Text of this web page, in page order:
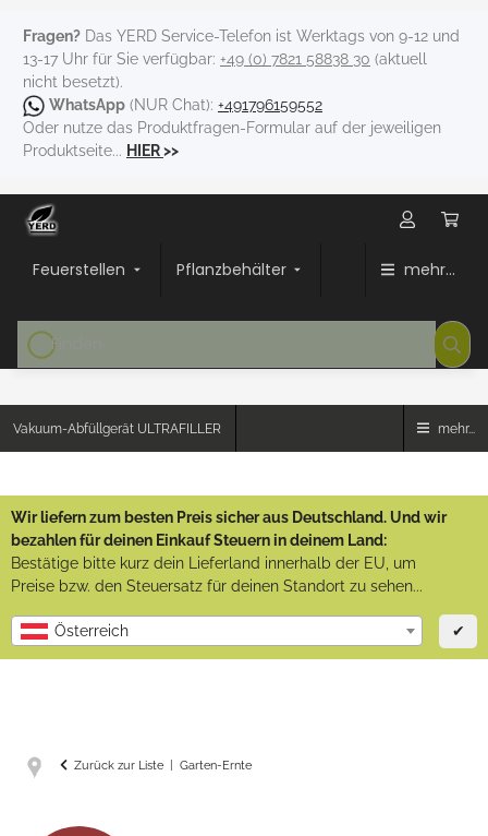
Fragen? Das YERD Service-Telefon ist Werktags von 9-12 und
13-17 Uhr für Sie verfügbar: +49 (0) 7821 58838 30 (aktuell
nicht besetzt).
WhatsApp (NUR Chat): +491796159552
Oder nutze das Produktfragen-Formular auf der jeweiligen
Produktseite... HIER>>
Feuerstellen Pflanzbehälter mehr...
Vakuum-Abfüllgerät ULTRAFILLER mehr...
Wir liefern zum besten Preis sicher aus Deutschland. Und wir
bezahlen für deinen Einkauf Steuern in deinem Land:
Bestätige bitte kurz dein Lieferland innerhalb der EU, um
Preise bzw. den Steuersatz für deinen Standort zu sehen...
Österreich ✔
Zurück zur Liste Garten-Ernte